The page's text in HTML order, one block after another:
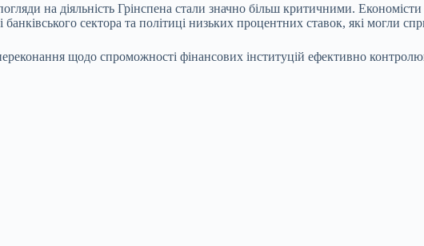
на діяльність Грінспена стали значно більш критичними.
банківського сектора та політиці низьких процентних ставок, які
щодо спроможності фінансових інституцій ефективно